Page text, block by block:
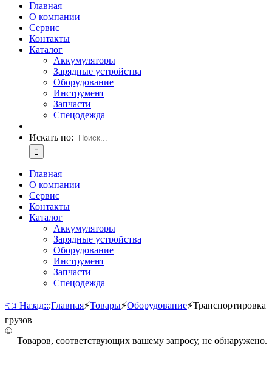
Главная
О компании
Сервис
Контакты
Каталог
Аккумуляторы
Зарядные устройства
Оборудование
Инструмент
Запчасти
Спецодежда
Искать по:
Главная
О компании
Сервис
Контакты
Каталог
Аккумуляторы
Зарядные устройства
Оборудование
Инструмент
Запчасти
Спецодежда
👈 Назад:::Главная⚡Товары⚡Оборудование⚡Транспортировка
грузов
Товаров, соответствующих вашему запросу, не обнаружено.
©